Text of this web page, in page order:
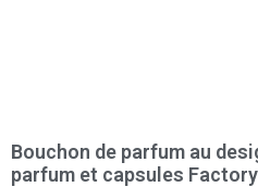
Bouchon de parfum au
parfum et capsules Factory